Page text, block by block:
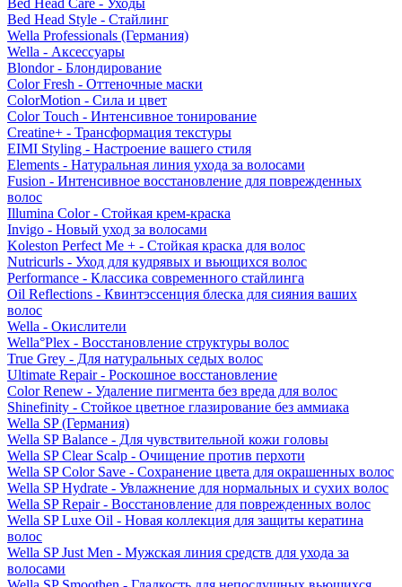
Bed Head Care - Уходы
Bed Head Style - Стайлинг
Wella Professionals (Германия)
Wella - Аксессуары
Blondor - Блондирование
Color Fresh - Оттеночные маски
ColorMotion - Сила и цвет
Color Touch - Интенсивное тонирование
Creatine+ - Трансформация текстуры
EIMI Styling - Настроение вашего стиля
Elements - Натуральная линия ухода за волосами
Fusion - Интенсивное восстановление для поврежденных
волос
Illumina Color - Стойкая крем-краска
Invigo - Новый уход за волосами
Koleston Perfect Me + - Стойкая краска для волос
Nutricurls - Уход для кудрявых и вьющихся волос
Performance - Классика современного стайлинга
Oil Reflections - Квинтэссенция блеска для сияния ваших
волос
Wella - Окислители
Wella°Plex - Восстановление структуры волос
True Grey - Для натуральных седых волос
Ultimate Repair - Роскошное восстановление
Color Renew - Удаление пигмента без вреда для волос
Shinefinity - Стойкое цветное глазирование без аммиака
Wella SP (Германия)
Wella SP Balance - Для чувствительной кожи головы
Wella SP Clear Scalp - Очищение против перхоти
Wella SP Color Save - Сохранение цвета для окрашенных волос
Wella SP Hydrate - Увлажнение для нормальных и сухих волос
Wella SP Repair - Восстановление для поврежденных волос
Wella SP Luxe Oil - Новая коллекция для защиты кератина
волос
Wella SP Just Men - Мужская линия средств для ухода за
волосами